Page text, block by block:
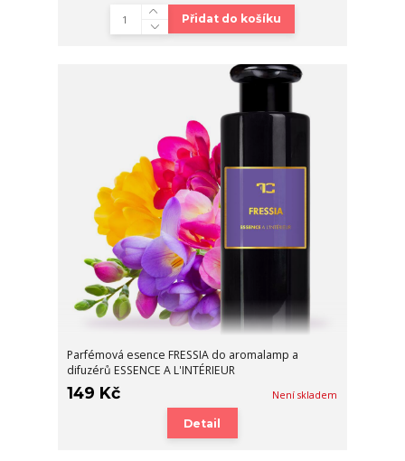
Přidat do košíku
Parfémová esence FRESSIA do aromalamp a
difuzérů ESSENCE A L'INTÉRIEUR
149 Kč Není skladem
Detail